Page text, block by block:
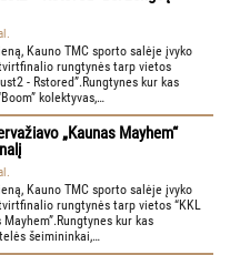
Kauno TMC sporto salėje įvyko
rungtynės tarp vietos
- Rstored”.Rungtynes kur kas
kolektyvas,…
„Kaunas Mayhem“
Kauno TMC sporto salėje įvyko
rungtynės tarp vietos “KKL
Mayhem”.Rungtynes kur kas
šeimininkai,…